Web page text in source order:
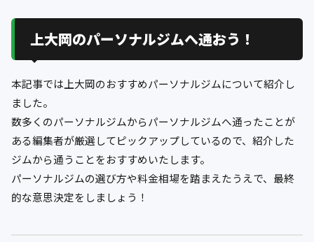
上大岡のパーソナルジムへ通おう！
本記事では上大岡のおすすめパーソナルジムについて紹介し
ました。
数多くのパーソナルジムからパーソナルジムへ通ったことが
ある編集者が厳選してピックアップしているので、紹介した
ジムから通うことをおすすめいたします。
パーソナルジムの選び方や料金相場を踏まえたうえで、最終
的な意思決定をしましょう！